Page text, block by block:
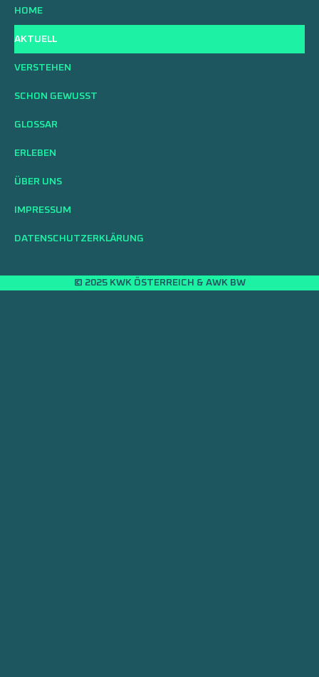
HOME
AKTUELL
VERSTEHEN
SCHON GEWUSST
GLOSSAR
ERLEBEN
ÜBER UNS
IMPRESSUM
DATENSCHUTZERKLÄRUNG
© 2025 KWK ÖSTERREICH & AWK BW